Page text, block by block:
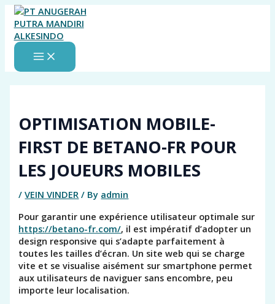
Skip
content
MENU
OPTIMISATION MOBILE-
FIRST DE BETANO-FR POUR
LES JOUEURS MOBILES
/VEIN VINDER / By admin
Pour garantir une expérience utilisateur optimale sur
https://betano-fr.com/, il est impératif d’adopter un
design responsive qui s’adapte parfaitement à
toutes les tailles d’écran. Un site web qui se charge
vite et se visualise aisément sur smartphone permet
aux utilisateurs de naviguer sans encombre, peu
importe leur localisation.